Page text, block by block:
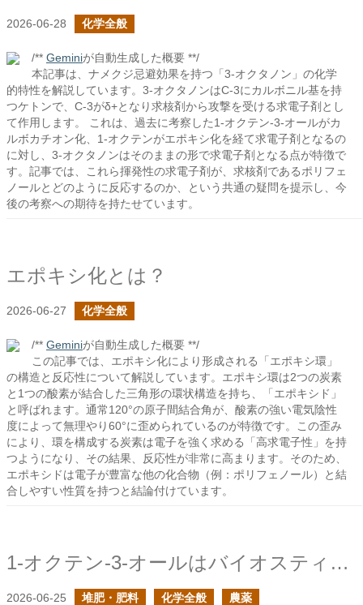
2026-06-28 化学全般
/** Geminiが自動生成した概要 **/
本記事は、ナメクジ忌避効果を持つ「3-オクタノン」の化学
的特性を解説しています。3-オクタノンはC-3にカルボニル基を持
つケトンで、C-3がδ+となり求核剤から攻撃を受ける求電子剤とし
て作用します。 これは、過去に考察した1-オクテン-3-オールがカ
ルボカチオン化、1-オクテンがエポキシ化を経て求電子剤となるの
に対し、3-オクタノンはそのままの形で求電子剤となる点が特徴で
す。記事では、これら揮発性の求電子剤が、求核剤であるポリフェ
ノールとどのように反応するのか、という共通の疑問を提示し、今
後の考察への期待を持たせています。
エポキシ化とは？
2026-06-27 化学全般
/** Geminiが自動生成した概要 **/
この記事では、エポキシ化により形成される「エポキシ環」
の構造と反応性について解説しています。エポキシ環は2つの炭素
と1つの酸素が結合した三角形の環状構造を持ち、「エポキシド」
と呼ばれます。通常120°の原子間結合角が、酸素の強い電気陰性
度によって無理やり60°に歪められているのが特徴です。この歪み
により、環を構成する炭素は電子を強く求める「高求電子性」を持
つようになり、その結果、反応性が非常に高まります。そのため、
エポキシドは電子が豊富な他の化合物（例：ポリフェノール）と結
合しやすい性質を持つと結論付けています。
1-オクテン-3-オールはバイオスティミュラント？
2026-06-25 堆肥・肥料 化学全般 農薬